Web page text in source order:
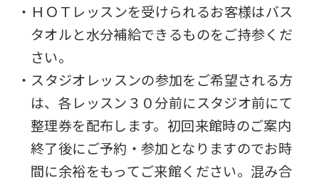
・ＨＯＴレッスンを受けられるお客様はバス
タオルと水分補給できるものをご持参くだ
さい。
・スタジオレッスンの参加をご希望される方
は、各レッスン３０分前にスタジオ前にて
整理券を配布します。初回来館時のご案内
終了後にご予約・参加となりますのでお時
間に余裕をもってご来館ください。混み合